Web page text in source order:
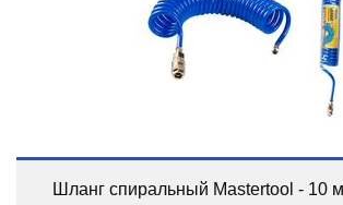
Шланг спиральный Mastertool - 10